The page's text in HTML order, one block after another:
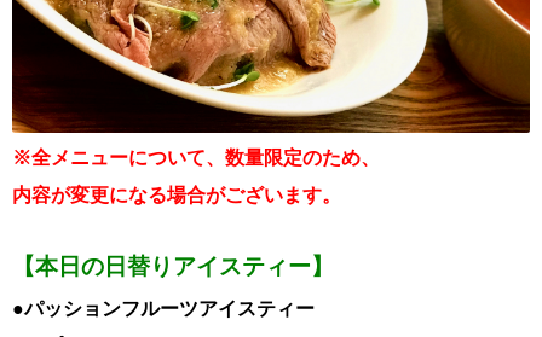
※全メニューについて、数量限定のため、
内容が変更になる場合がございます。
【本日の日替りアイスティー】
●パッションフルーツアイスティー